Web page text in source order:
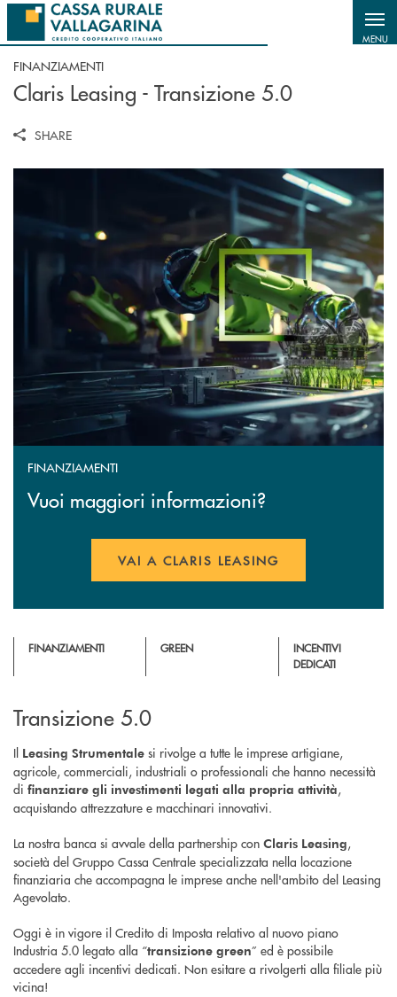
Salta al contenuto principale
MENU
FINANZIAMENTI
Claris Leasing - Transizione 5.0
SHARE
FINANZIAMENTI
Vuoi maggiori informazioni?
VAI A CLARIS LEASING
FINANZIAMENTI GREEN
INCENTIVI
DEDICATI
Transizione 5.0
Il Leasing Strumentale si rivolge a tutte le imprese artigiane,
agricole, commerciali, industriali o professionali che hanno necessità
di finanziare gli investimenti legati alla propria attività,
acquistando attrezzature e macchinari innovativi.
La nostra banca si avvale della partnership con Claris Leasing,
società del Gruppo Cassa Centrale specializzata nella locazione
finanziaria che accompagna le imprese anche nell'ambito del Leasing
Agevolato.
Oggi è in vigore il Credito di Imposta relativo al nuovo piano
Industria 5.0 legato alla “transizione green” ed è possibile
accedere agli incentivi dedicati. Non esitare a rivolgerti alla filiale più
vicina!